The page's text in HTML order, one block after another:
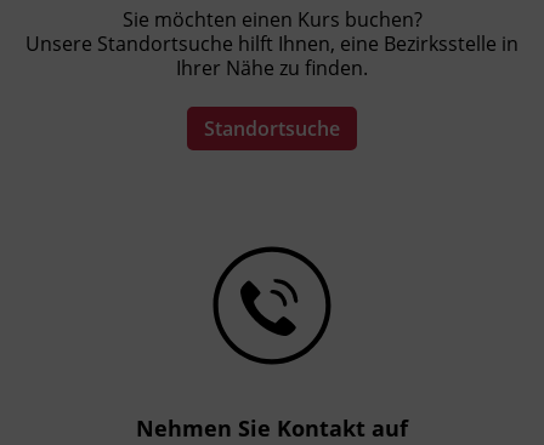
Fahrerqualifizierungsnachweis beantragt,
startet die neue Fünf-Jahres-Frist immer vom
Ende der alten Frist. Es gehen also keine
Monate verloren.
44a Kraftfahrliniengesetz
Sie möchten einen Kurs buchen?
Unsere Standortsuche hilft Ihnen, eine Bezirksstelle in
Ihrer Nähe zu finden.
Standortsuche
Nehmen Sie Kontakt auf